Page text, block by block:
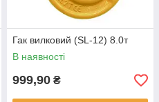
Гак вилковий (SL-12) 8.0т
В наявності
999,90 ₴